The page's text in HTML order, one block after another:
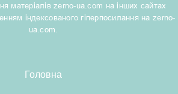
матеріалів zerno-ua.com на інших сайтах
індексованого гіперпосилання на zerno-
ua.com.
Головна